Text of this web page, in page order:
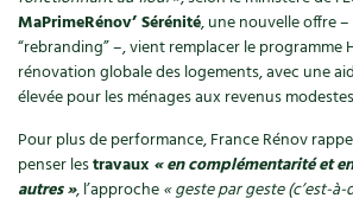
Autonomie
Enfants
Les 4 saisons
MaPrimeRénov’ Sérénité, une nouvelle offre
“rebranding” –, vient remplacer le programme
rénovation globale des logements, avec une
élevée pour les ménages aux revenus
Pour plus de performance, France Rénov
penser lestravaux « en complémentarité et
autres », l’approche« geste par geste (c’est-